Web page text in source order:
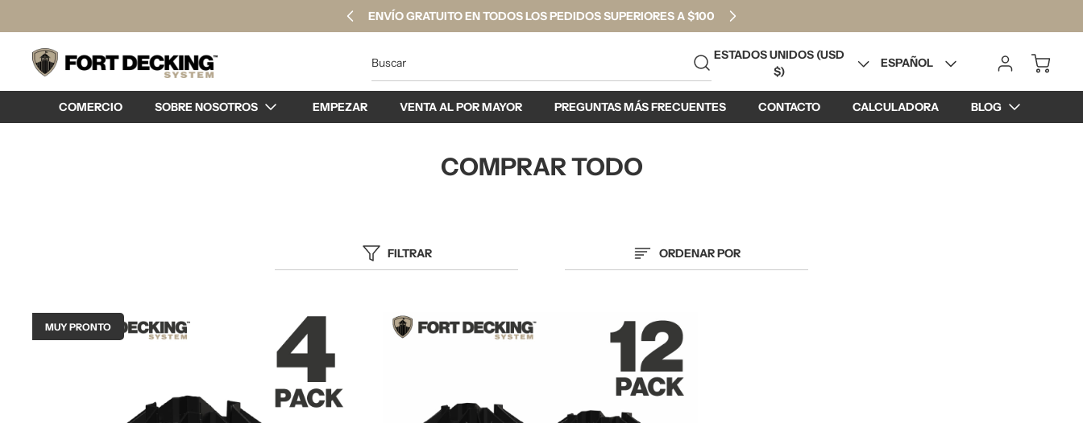
COMPRAR NOVEDADES
ESTADOS UNIDOS (USD
$)
ESPAÑOL
COMERCIO SOBRE NOSOTROS EMPEZAR VENTA AL POR MAYOR PREGUNTAS MÁS FRECUENTES CONTACTO CALCULADORA BLOG
COMPRAR TODO
FILTRAR ORDENAR POR
MUY PRONTO